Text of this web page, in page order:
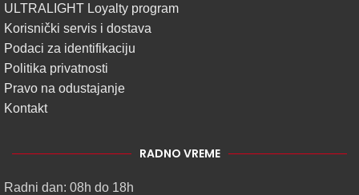
ULTRALIGHT Loyalty program
Korisnički servis i dostava
Podaci za identifikaciju
Politika privatnosti
Pravo na odustajanje
Kontakt
RADNO VREME
Radni dan: 08h do 18h